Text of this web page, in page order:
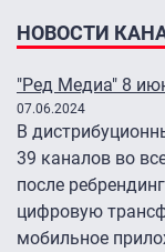
НОВОСТИ
"Ред Медиа" 8
07.06.2024
В
39 каналов во
после
цифровую
мобильное